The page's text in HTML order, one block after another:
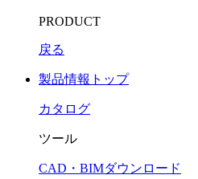
PRODUCT
戻る
製品情報トップ
カタログ
ツール
CAD・BIMダウンロード